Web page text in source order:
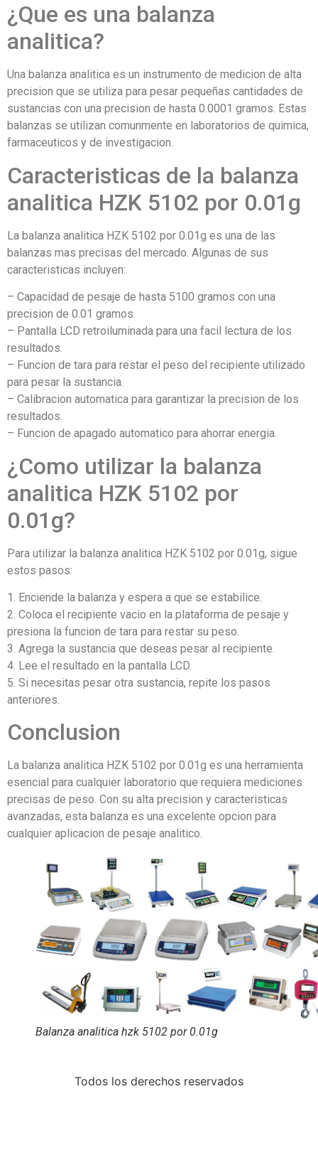
¿Que es una balanza
analitica?
Una balanza analitica es un instrumento de medicion de alta
precision que se utiliza para pesar pequeñas cantidades de
sustancias con una precision de hasta 0.0001 gramos. Estas
balanzas se utilizan comunmente en laboratorios de quimica,
farmaceuticos y de investigacion.
Caracteristicas de la balanza
analitica HZK 5102 por 0.01g
La balanza analitica HZK 5102 por 0.01g es una de las
balanzas mas precisas del mercado. Algunas de sus
caracteristicas incluyen:
– Capacidad de pesaje de hasta 5100 gramos con una
precision de 0.01 gramos.
– Pantalla LCD retroiluminada para una facil lectura de los
resultados.
– Funcion de tara para restar el peso del recipiente utilizado
para pesar la sustancia.
– Calibracion automatica para garantizar la precision de los
resultados.
– Funcion de apagado automatico para ahorrar energia.
¿Como utilizar la balanza
analitica HZK 5102 por
0.01g?
Para utilizar la balanza analitica HZK 5102 por 0.01g, sigue
estos pasos:
1. Enciende la balanza y espera a que se estabilice.
2. Coloca el recipiente vacio en la plataforma de pesaje y
presiona la funcion de tara para restar su peso.
3. Agrega la sustancia que deseas pesar al recipiente.
4. Lee el resultado en la pantalla LCD.
5. Si necesitas pesar otra sustancia, repite los pasos
anteriores.
Conclusion
La balanza analitica HZK 5102 por 0.01g es una herramienta
esencial para cualquier laboratorio que requiera mediciones
precisas de peso. Con su alta precision y caracteristicas
avanzadas, esta balanza es una excelente opcion para
cualquier aplicacion de pesaje analitico.
Balanza analitica hzk 5102 por 0.01g
Todos los derechos reservados